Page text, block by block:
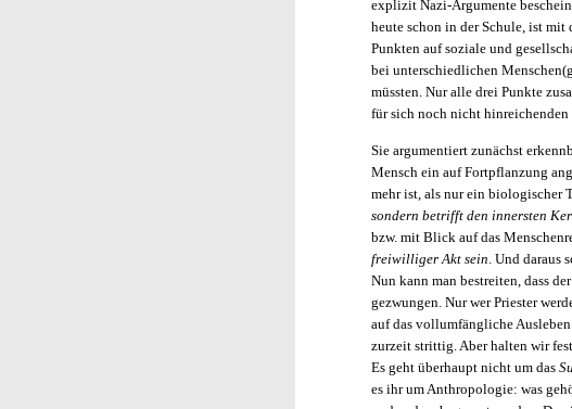
explizit Nazi-Argumente
heute schon in der Schule, ist
Punkten auf soziale und
bei unterschiedlichen
müssten. Nur alle drei Punkte
für sich noch nicht
Sie argumentiert zunächst
Mensch ein auf Fortpflanzung
mehr ist, als nur ein biologischer
sondern betrifft den innersten
bzw. mit Blick auf das
freiwilliger Akt sein . Und daraus
Nun kann man bestreiten, dass
gezwungen. Nur wer Priester
auf das vollumfängliche
zurzeit strittig. Aber halten wir
Es geht überhaupt nicht um das
es ihr um Anthropologie: was